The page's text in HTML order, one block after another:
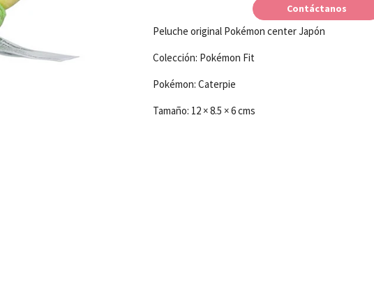
Contáctanos
Peluche original Pokémon center Japón
Colección: Pokémon Fit
Pokémon: Caterpie
Tamaño: 12 × 8.5 × 6 cms